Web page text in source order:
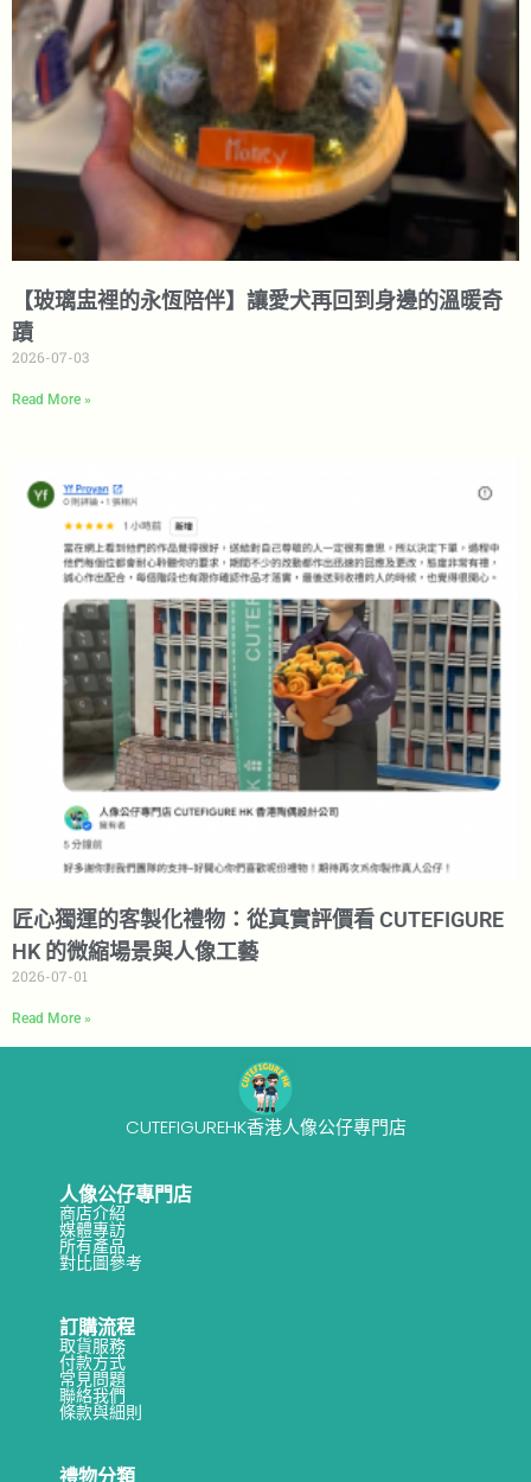
【玻璃盅裡的永恆陪伴】讓愛犬再回到身邊的溫暖奇
蹟
2026-07-03
Read More »
匠心獨運的客製化禮物：從真實評價看 CUTEFIGURE
HK 的微縮場景與人像工藝
2026-07-01
Read More »
CUTEFIGUREHK香港人像公仔專門店
人像公仔專門店
商店介紹
媒體專訪
所有產品
對比圖參考
訂購流程
取貨服務
付款方式
常見問題
聯絡我們
條款與細則
禮物分類